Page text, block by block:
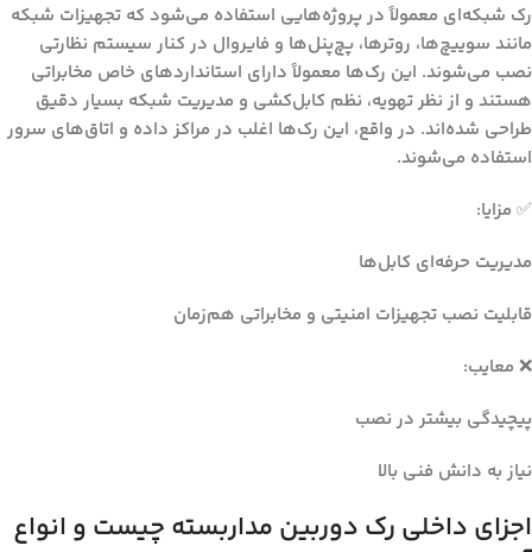
رک شبکه‌ای معمولاً در پروژه‌هایی استفاده می‌شود که تجهیزات شبکه
مانند سوییچ‌ها، روترها، پچ‌پنل‌ها و فایروال در کنار سیستم نظارتی
نصب می‌شوند. این رک‌ها معمولاً دارای استانداردهای خاص مخابراتی
هستند و از نظر تهویه، نظم کابل‌کشی و مدیریت شبکه بسیار دقیق
طراحی شده‌اند. در واقع، این رک‌ها اغلب در مراکز داده و اتاق‌های سرور
استفاده می‌شوند.
✅ مزایا:
مدیریت حرفه‌ای کابل‌ها
قابلیت نصب تجهیزات امنیتی و مخابراتی هم‌زمان
❌ معایب:
پیچیدگی بیشتر در نصب
نیاز به دانش فنی بالا
اجزای داخلی رک دوربین مداربسته چیست و انواع